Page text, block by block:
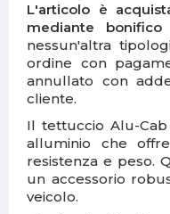
L'articolo è
mediante bonifico
nessun'altra
ordine con
annullato con
cliente.
Il tettuccio Alu-
alluminio che
resistenza e peso.
un accessorio
veicolo.